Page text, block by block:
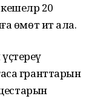
кешеләр 20
өмөт итә ала.
үҫтереү
гранттарын